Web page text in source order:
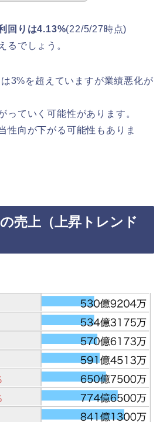
回りは4.13%(22/5/27時点)
るでしょう。
3%を超えていますが業績悪化が
っていく可能性があります。
性向が下がる可能性もありま
売上（上昇トレンド